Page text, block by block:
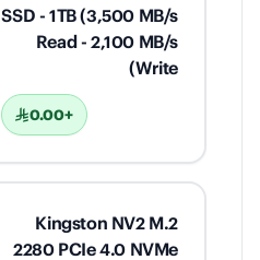
SSD - 1TB (3,500 MB/s
Read - 2,100 MB/s
Write)
+0.00
Kingston NV2 M.2
2280 PCIe 4.0 NVMe